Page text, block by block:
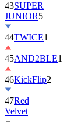
43SUPER
JUNIOR5
44TWICE1
45AND2BLE1
46KickFlip2
47Red
Velvet